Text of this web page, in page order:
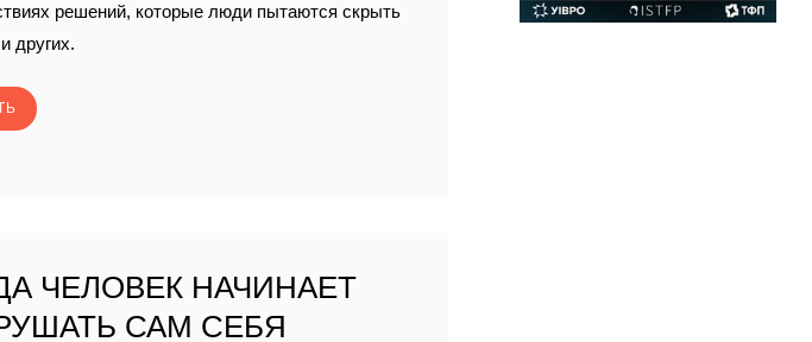
решений, которые люди пытаются скрыть
других.
ЧЕЛОВЕК НАЧИНАЕТ
САМ СЕБЯ